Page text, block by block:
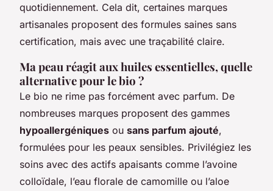
quotidiennement. Cela dit, certaines marques
artisanales proposent des formules saines sans
certification, mais avec une traçabilité claire.
Ma peau réagit aux huiles essentielles, quelle
alternative pour le bio ?
Le bio ne rime pas forcément avec parfum. De
nombreuses marques proposent des gammes
hypoallergéniques ou sans parfum ajouté,
formulées pour les peaux sensibles. Privilégiez les
soins avec des actifs apaisants comme l’avoine
colloïdale, l’eau florale de camomille ou l’aloe